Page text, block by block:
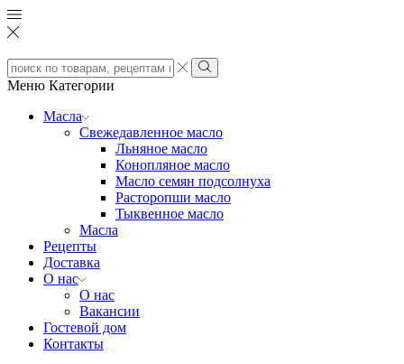
Search
input
Search
Меню Категории
Масла
Свежедавленное масло
Льняное масло
Конопляное масло
Масло семян подсолнуха
Расторопши масло
Тыквенное масло
Масла
Рецепты
Доставка
О нас
О нас
Вакансии
Гостевой дом
Контакты